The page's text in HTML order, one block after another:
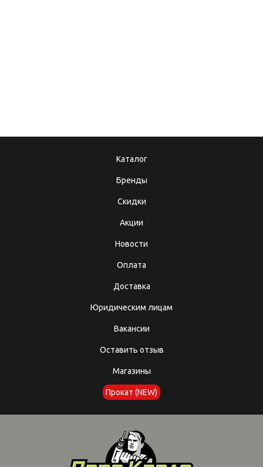
Каталог
Бренды
Скидки
Акции
Новости
Оплата
Доставка
Юридическим лицам
Вакансии
Оставить отзыв
Магазины
Прокат (NEW)